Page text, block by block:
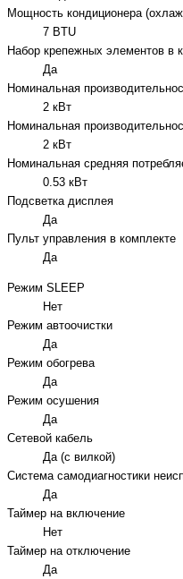
Мощность кондиционера
7 BTU
Набор крепежных элементов в
Да
Номинальная
2 кВт
Номинальная
2 кВт
Номинальная средняя
0.53 кВт
Подсветка дисплея
Да
Пульт управления в комплекте
Да
Режим SLEEP
Нет
Режим автоочистки
Да
Режим обогрева
Да
Режим осушения
Да
Сетевой кабель
Да (с вилкой)
Система самодиагностики
Да
Таймер на включение
Нет
Таймер на отключение
Да